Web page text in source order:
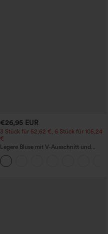
€26,95 EUR
3 Stück für 52,62 €, 6 Stück für 105,24
€
Legere Bluse mit V-Ausschnitt und
kurzen Puffärmeln